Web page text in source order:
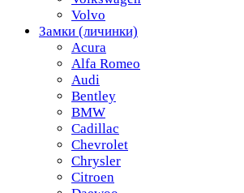
Volvo
Замки (личинки)
Acura
Alfa Romeo
Audi
Bentley
BMW
Cadillac
Chevrolet
Chrysler
Citroen